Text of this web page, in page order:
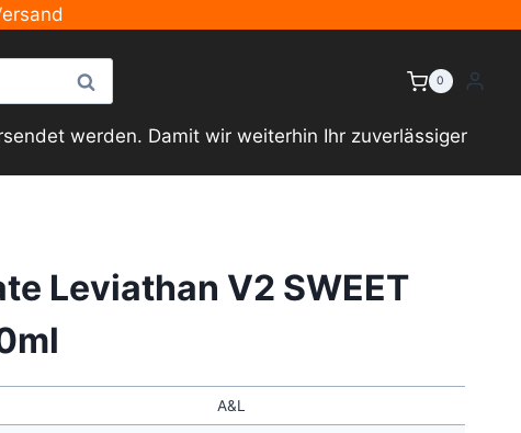
Suche 0
werden. Damit wir weiterhin Ihr zuverlässiger
Leviathan V2 SWEET
A&L